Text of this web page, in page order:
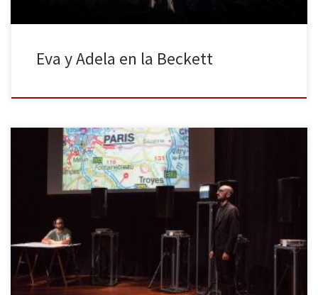
Eva y Adela en la Beckett
La Sala Beckett, Obrador Internacional de Dramatúrgia, ha
organizado una parte de su programación en torno al ciclo “Mar
de miralls. Fluxos de migració a la Mediterrània” (Mar de espejos.
Flujos de migración en la Mediterránea), donde presenta obras
relacionadas con la actual temática migratoria y de refugiados.
Dentro de […]